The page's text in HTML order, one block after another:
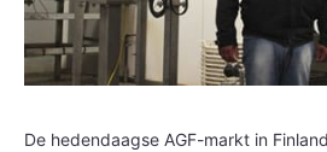
De hedendaagse AGF-markt in